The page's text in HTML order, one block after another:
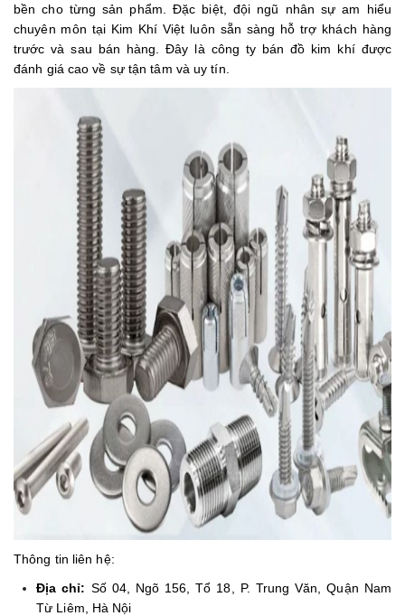
bền cho từng sản phẩm. Đặc biệt, đội ngũ nhân sự am hiểu
chuyên môn tại Kim Khí Việt luôn sẵn sàng hỗ trợ khách hàng
trước và sau bán hàng. Đây là công ty bán đồ kim khí được
đánh giá cao về sự tận tâm và uy tín.
Thông tin liên hệ:
Địa chỉ: Số 04, Ngõ 156, Tổ 18, P. Trung Văn, Quận Nam
Từ Liêm, Hà Nội